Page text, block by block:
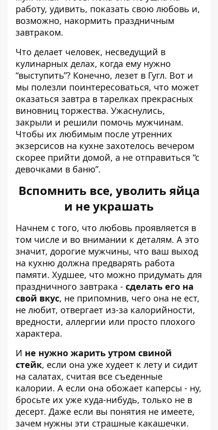
работу, удивить, показать свою любовь и,
возможно, накормить праздничным
завтраком.
Что делает человек, несведущий в
кулинарных делах, когда ему нужно
“выступить”? Конечно, лезет в Гугл. Вот и
мы полезли поинтересоваться, что может
оказаться завтра в тарелках прекрасных
виновниц торжества. Ужаснулись,
закрыли и решили помочь мужчинам.
Чтобы их любимым после утренних
экзерсисов на кухне захотелось вечером
скорее прийти домой, а не отправиться “с
девочками в баню”.
Вспомнить все, уволить яйца
и не украшать
Начнем с того, что любовь проявляется в
том числе и во внимании к деталям. А это
значит, дорогие мужчины, что ваш выход
на кухню должна предварять работа
памяти. Худшее, что можно придумать для
праздничного завтрака - сделать его на
свой вкус, не припомнив, чего она не ест,
не любит, отвергает из-за калорийности,
вредности, аллергии или просто плохого
характера.
И не нужно жарить утром свиной
стейк, если она уже худеет к лету и сидит
на салатах, считая все съеденные
калории. А если она обожает каперсы - ну,
бросьте их уже куда-нибудь, только не в
десерт. Даже если вы понятия не имеете,
зачем нужны эти страшные какашечки.